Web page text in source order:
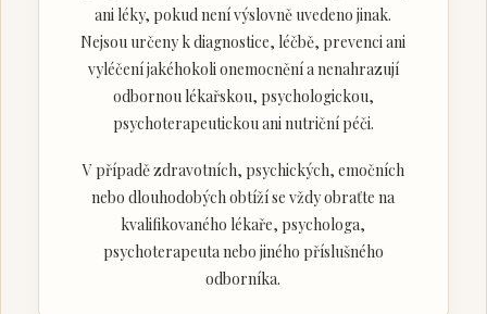
ani léky, pokud není výslovně uvedeno jinak.
Nejsou určeny k diagnostice, léčbě, prevenci ani
vyléčení jakéhokoli onemocnění a nenahrazují
odbornou lékařskou, psychologickou,
psychoterapeutickou ani nutriční péči.
V případě zdravotních, psychických, emočních
nebo dlouhodobých obtíží se vždy obraťte na
kvalifikovaného lékaře, psychologa,
psychoterapeuta nebo jiného příslušného
odborníka.